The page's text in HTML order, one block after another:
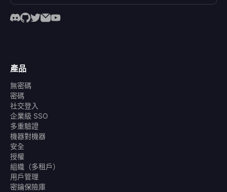
產品
無密碼
密碼
社交登入
企業級 SSO
多重驗證
機器對機器
安全
授權
組織（多租戶）
用戶管理
密鑰保險庫